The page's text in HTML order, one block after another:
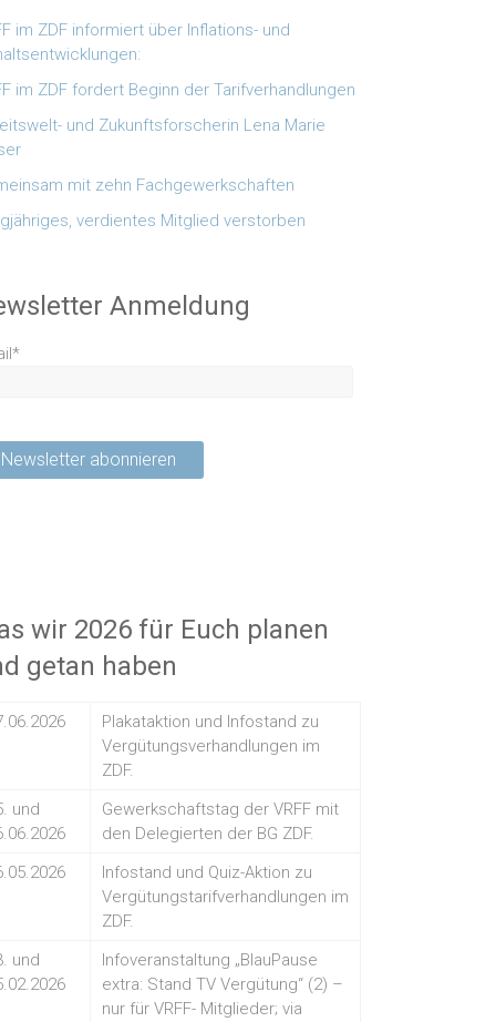
im ZDF informiert über Inflations- und
im ZDF fordert Beginn der Tarifverhandlungen
und Zukunftsforscherin Lena Marie
mit zehn Fachgewerkschaften
verdientes Mitglied verstorben
Anmeldung
wir 2026 für Euch planen
getan haben
Plakataktion und Infostand zu
Vergütungsverhandlungen im
ZDF.
und
Gewerkschaftstag der VRFF mit
den Delegierten der BG ZDF.
Infostand und Quiz-Aktion zu
Vergütungstarifverhandlungen im
ZDF.
und
Infoveranstaltung „BlauPause
extra: Stand TV Vergütung“ (2) –
nur für VRFF- Mitglieder; via